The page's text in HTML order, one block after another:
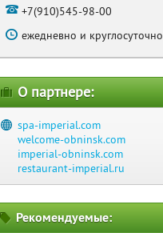
+7(910)545-98-00
ежедневно и круглосуточно
О партнере:
spa-imperial.com
welcome-obninsk.com
imperial-obninsk.com
restaurant-imperial.ru
Рекомендуемые: